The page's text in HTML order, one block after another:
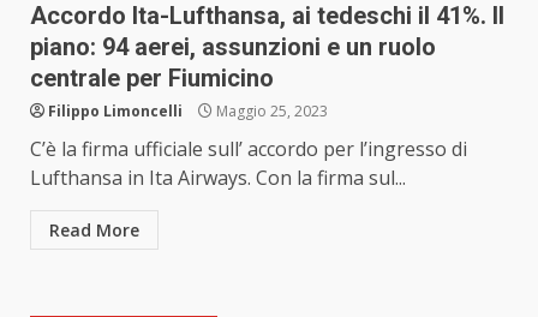
Accordo Ita-Lufthansa, ai tedeschi il 41%. Il
piano: 94 aerei, assunzioni e un ruolo
centrale per Fiumicino
Filippo Limoncelli Maggio 25, 2023
C’è la firma ufficiale sull’ accordo per l’ingresso di
Lufthansa in Ita Airways. Con la firma sul...
Read More